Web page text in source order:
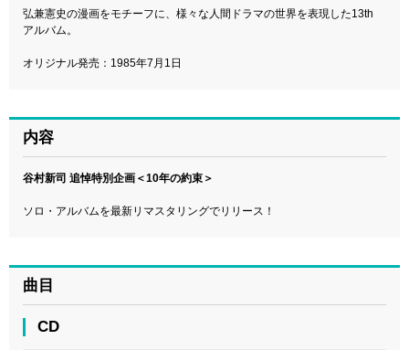
弘兼憲史の漫画をモチーフに、様々な人間ドラマの世界を表現した13th
アルバム。
オリジナル発売：1985年7月1日
内容
谷村新司 追悼特別企画＜10年の約束＞
ソロ・アルバムを最新リマスタリングでリリース！
曲目
CD